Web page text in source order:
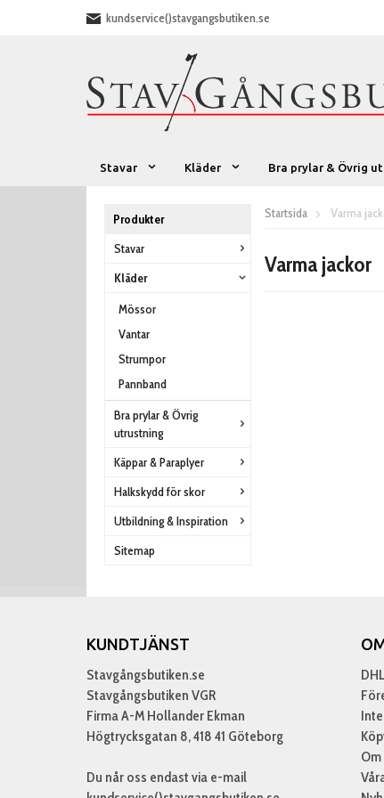
kundservice()stavgangsbutiken.se
Stavar Kläder Bra prylar & Övrig
Produkter
Stavar
Kläder
Mössor
Vantar
Strumpor
Pannband
Bra prylar & Övrig
utrustning
Käppar & Paraplyer
Halkskydd för skor
Utbildning & Inspiration
Sitemap
Startsida Varma
Varma jackor
KUNDTJÄNST
Stavgångsbutiken.se
Stavgångsbutiken VGR
Firma A-M Hollander Ekman
Högtrycksgatan 8, 418 41 Göteborg
Du når oss endast via e-mail